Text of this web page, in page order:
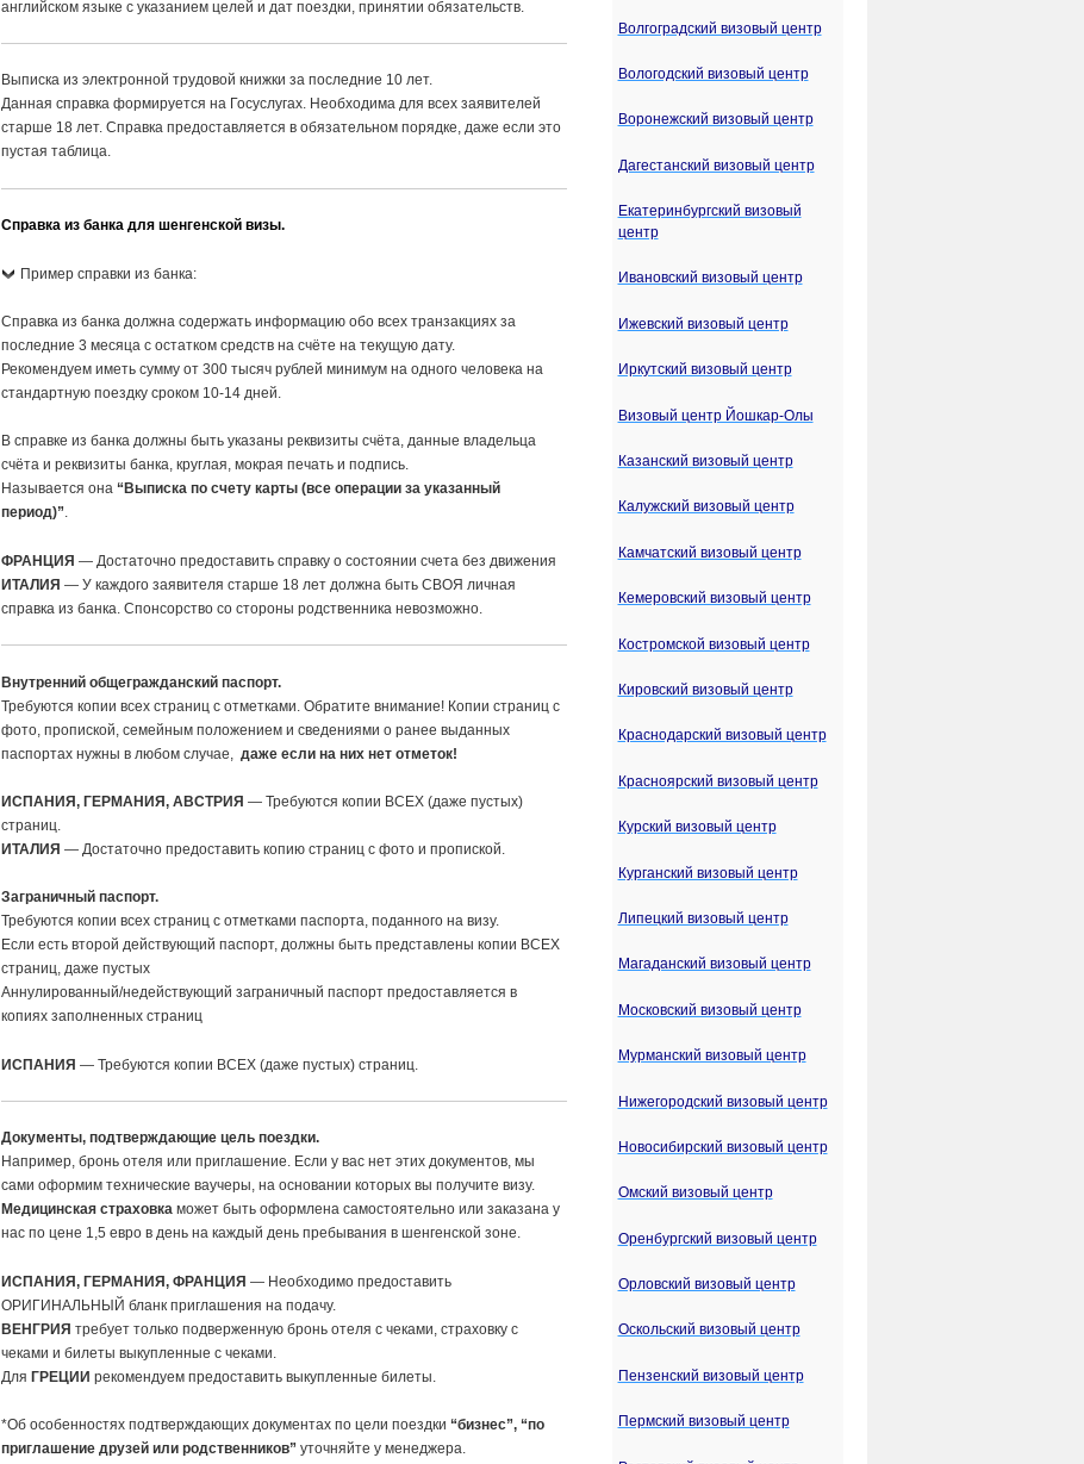
английском языке с указанием целей и дат поездки, принятии обязательств.
Выписка из электронной трудовой книжки за последние 10 лет.
Данная справка формируется на Госуслугах. Необходима для всех заявителей
старше 18 лет. Справка предоставляется в обязательном порядке, даже если это
пустая таблица.
Справка из банка для шенгенской визы.
Пример справки из банка:
Справка из банка должна содержать информацию обо всех транзакциях за
последние 3 месяца с остатком средств на счёте на текущую дату.
Рекомендуем иметь сумму от 300 тысяч рублей минимум на одного человека на
стандартную поездку сроком 10-14 дней.
В справке из банка должны быть указаны реквизиты счёта, данные владельца
счёта и реквизиты банка, круглая, мокрая печать и подпись.
Называется она “Выписка по счету карты (все операции за указанный
период)”.
ФРАНЦИЯ — Достаточно предоставить справку о состоянии счета без движения
ИТАЛИЯ — У каждого заявителя старше 18 лет должна быть СВОЯ личная
справка из банка. Спонсорство со стороны родственника невозможно.
Внутренний общегражданский паспорт.
Требуются копии всех страниц с отметками. Обратите внимание! Копии страниц с
фото, пропиской, семейным положением и сведениями о ранее выданных
паспортах нужны в любом случае,
даже если на них нет отметок!
ИСПАНИЯ, ГЕРМАНИЯ, АВСТРИЯ — Требуются копии ВСЕХ (даже пустых)
страниц.
ИТАЛИЯ — Достаточно предоставить копию страниц с фото и пропиской.
Заграничный паспорт.
Требуются копии всех страниц с отметками паспорта, поданного на визу.
Если есть второй действующий паспорт, должны быть представлены копии ВСЕХ
страниц, даже пустых
Аннулированный/недействующий заграничный паспорт предоставляется в
копиях заполненных страниц
ИСПАНИЯ — Требуются копии ВСЕХ (даже пустых) страниц.
Документы, подтверждающие цель поездки.
Например, бронь отеля или приглашение. Если у вас нет этих документов, мы
сами оформим технические ваучеры, на основании которых вы получите визу.
Медицинская страховка может быть оформлена самостоятельно или заказана у
нас по цене 1,5 евро в день на каждый день пребывания в шенгенской зоне.
ИСПАНИЯ, ГЕРМАНИЯ, ФРАНЦИЯ — Необходимо предоставить
ОРИГИНАЛЬНЫЙ бланк приглашения на подачу.
ВЕНГРИЯ требует только подверженную бронь отеля с чеками, страховку с
чеками и билеты выкупленные с чеками.
ДляГРЕЦИИ рекомендуем предоставить выкупленные билеты.
*Об особенностях подтверждающих документах по цели поездки “бизнес”, “по
приглашение друзей или родственников” уточняйте у менеджера.
Волгоградский визовый центр
Вологодский визовый центр
Воронежский визовый центр
Дагестанский визовый центр
Екатеринбургский визовый
центр
Ивановский визовый центр
Ижевский визовый центр
Иркутский визовый центр
Визовый центр Йошкар-Олы
Казанский визовый центр
Калужский визовый центр
Камчатский визовый центр
Кемеровский визовый центр
Костромской визовый центр
Кировский визовый центр
Краснодарский визовый центр
Красноярский визовый центр
Курский визовый центр
Курганский визовый центр
Липецкий визовый центр
Магаданский визовый центр
Московский визовый центр
Мурманский визовый центр
Нижегородский визовый центр
Новосибирский визовый центр
Омский визовый центр
Оренбургский визовый центр
Орловский визовый центр
Оскольский визовый центр
Пензенский визовый центр
Пермский визовый центр